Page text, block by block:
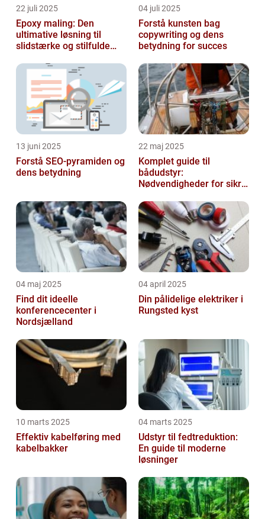
22 juli 2025
Epoxy maling: Den
ultimative løsning til
slidstærke og stilfulde
04 juli 2025
Forstå kunsten bag
copywriting og dens
betydning for succes
13 juni 2025
Forstå SEO-pyramiden og
dens betydning
22 maj 2025
Komplet guide til
bådudstyr:
Nødvendigheder for sikre
04 maj 2025
Find dit ideelle
konferencecenter i
Nordsjælland
04 april 2025
Din pålidelige elektriker i
Rungsted kyst
10 marts 2025
Effektiv kabelføring med
kabelbakker
04 marts 2025
Udstyr til fedtreduktion:
En guide til moderne
løsninger